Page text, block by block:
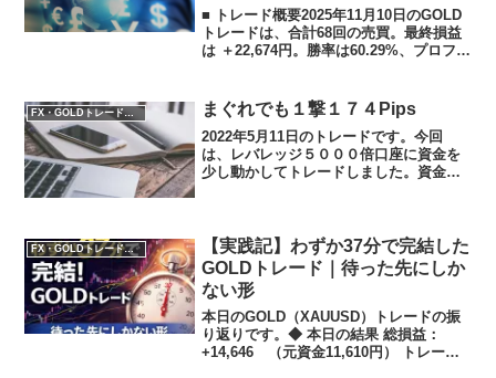
■ トレード概要2025年11月10日のGOLD
トレードは、合計68回の売買。最終損益
は ＋22,674円。勝率は60.29%、プロフィ
己制御力の成長を感じたトレ...
FX・GOLDトレード実践記 まぐれでも１撃１７４Pips
2022年5月11日のトレードです。今回
は、レバレッジ５０００倍口座に資金を
少し動かしてトレードしました。資金２
なりました！...
FX・GOLDトレード実践記
【実践記】わずか37分で完結した
GOLDトレード｜待った先にしか
ない形
本日のGOLD（XAUUSD）トレードの振
り返りです。◆ 本日の結果 総損益：
+14,646 （元資金11,610円） トレード